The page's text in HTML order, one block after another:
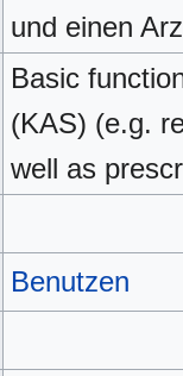
und einen
Basic
(KAS) (e.g.
well as
Benutzen